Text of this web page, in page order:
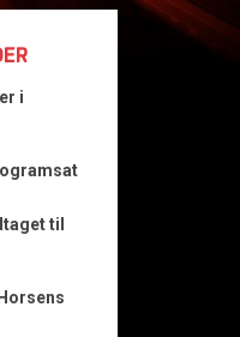
i
til